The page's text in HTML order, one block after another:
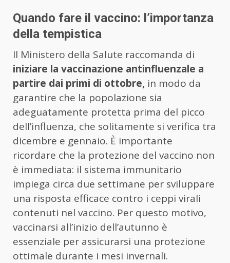
Quando fare il vaccino: l’importanza
della tempistica
Il Ministero della Salute raccomanda di
iniziare la vaccinazione antinfluenzale a
partire dai primi di ottobre, in modo da
garantire che la popolazione sia
adeguatamente protetta prima del picco
dell’influenza, che solitamente si verifica tra
dicembre e gennaio. È importante
ricordare che la protezione del vaccino non
è immediata: il sistema immunitario
impiega circa due settimane per sviluppare
una risposta efficace contro i ceppi virali
contenuti nel vaccino. Per questo motivo,
vaccinarsi all’inizio dell’autunno è
essenziale per assicurarsi una protezione
ottimale durante i mesi invernali.